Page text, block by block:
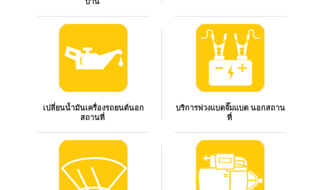
เปลี่ยนน้ำมันเครื่องรถยนต์นอก
สถานที่
บริการพ่วงแบตจั๊มแบต นอกสถาน
ที่